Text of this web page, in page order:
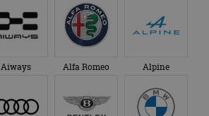
Aiways Alfa Romeo Alpine
bezoekers.
autorai.nl
gebruikt
Cookie-
bezoekers
Google Privacy Policy